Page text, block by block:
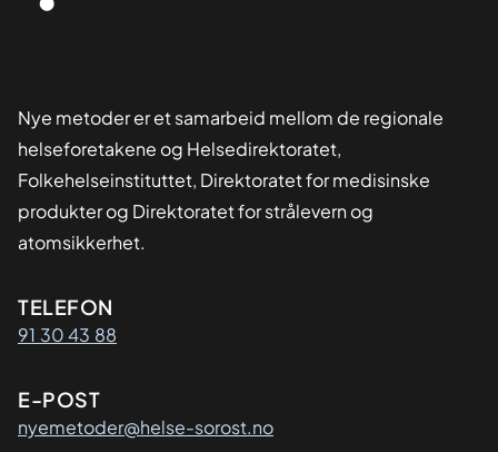
Nye metoder er et samarbeid mellom de regionale
helseforetakene og Helsedirektoratet,
Folkehelseinstituttet, Direktoratet for medisinske
produkter og Direktoratet for strålevern og
atomsikkerhet.
Kontaktinformasjon
TELEFON
91 30 43 88
E-POST
nyemetoder@helse-sorost.no